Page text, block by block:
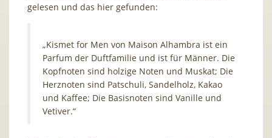
gelesen und das hier gefunden:
„Kismet for Men von Maison Alhambra ist ein
Parfum der Duftfamilie und ist für Männer. Die
Kopfnoten sind holzige Noten und Muskat; Die
Herznoten sind Patschuli, Sandelholz, Kakao
und Kaffee; Die Basisnoten sind Vanille und
Vetiver.“